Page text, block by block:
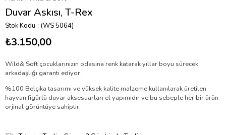
Duvar Askısı, T-Rex
Stok Kodu (WS 5064)
₺3.150,00
Wild& Soft çocuklarınızın odasına renk katarak yıllar boyu sürecek
arkadaşlığı garanti ediyor.
%100 Belçika tasarımı ve yüksek kalite malzeme kullanılarak üretilen
hayvan figürlü duvar aksesuarları el yapımıdır ve bu sebeple her bir ürün
orjinal görüntüye sahiptir.